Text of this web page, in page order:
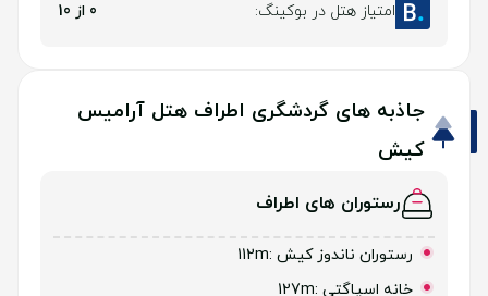
امتیاز هتل در بوکینگ: 0 از 10
جاذبه های گردشگری اطراف هتل آرامیس
کیش
رستوران های اطراف
رستوران ناندوز کیش :112m
خانه اسپاگتی :127m